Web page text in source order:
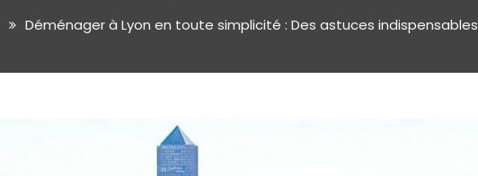
Déménager à Lyon en toute simplicité : Des astuces indispensables